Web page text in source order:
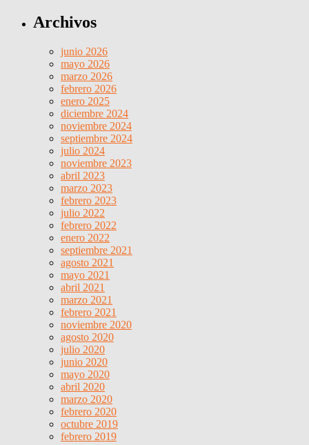
Archivos
junio 2026
mayo 2026
marzo 2026
febrero 2026
enero 2025
diciembre 2024
noviembre 2024
septiembre 2024
julio 2024
noviembre 2023
abril 2023
marzo 2023
febrero 2023
julio 2022
febrero 2022
enero 2022
septiembre 2021
agosto 2021
mayo 2021
abril 2021
marzo 2021
febrero 2021
noviembre 2020
agosto 2020
julio 2020
junio 2020
mayo 2020
abril 2020
marzo 2020
febrero 2020
octubre 2019
febrero 2019